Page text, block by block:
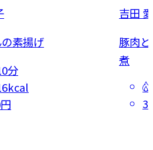
素揚げ
分
吉田 愛
豚肉
煮